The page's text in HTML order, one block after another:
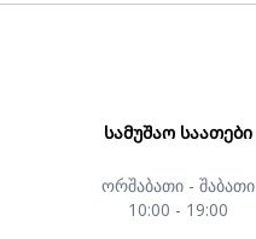
ᲡᲐᲛᲣᲨᲐᲝ ᲡᲐᲐᲗᲔᲑᲘ
ორშაბათი - შაბათი
10:00 - 19:00